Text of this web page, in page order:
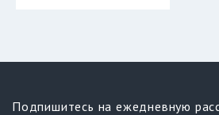
Подпишитесь на ежедневную